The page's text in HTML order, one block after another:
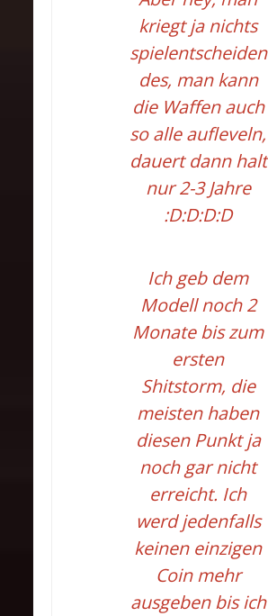
kriegt ja nichts
spielentscheiden
des, man kann
die Waffen auch
so alle aufleveln,
dauert dann halt
nur 2-3 Jahre
:D:D:D:D
Ich geb dem
Modell noch 2
Monate bis zum
ersten
Shitstorm, die
meisten haben
diesen Punkt ja
noch gar nicht
erreicht. Ich
werd jedenfalls
keinen einzigen
Coin mehr
ausgeben bis ich